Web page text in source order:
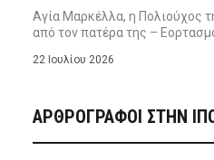
Αγία Μαρκέλλα, η Πολιούχος
από τον πατέρα της –
22 Ιουλίου 2026
ΑΡΘΡΟΓΡΑΦΟΙ ΣΤΗΝ